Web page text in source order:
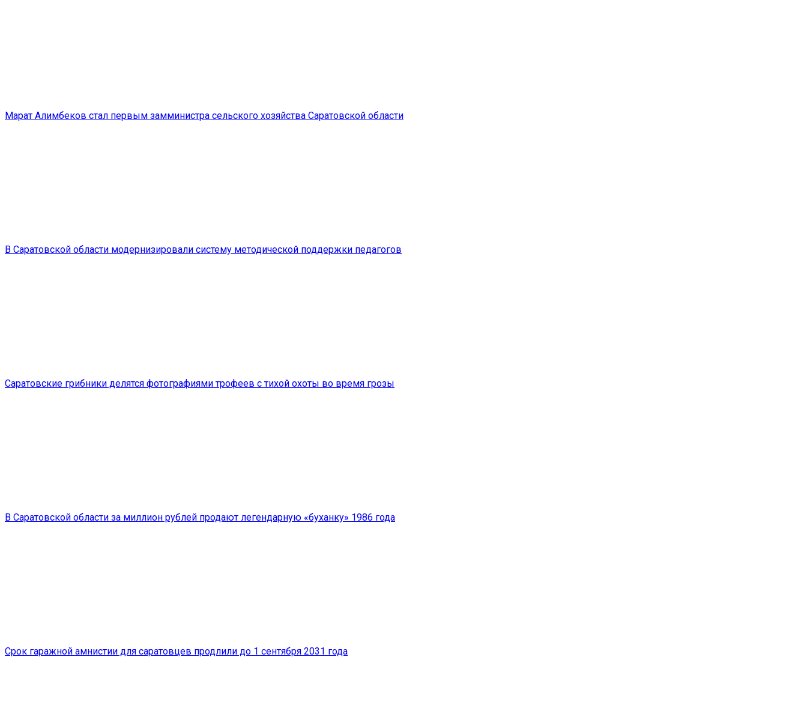
Марат Алимбеков стал первым замминистра сельского хозяйства Саратовской области
В Саратовской области модернизировали систему методической поддержки педагогов
Саратовские грибники делятся фотографиями трофеев с тихой охоты во время грозы
В Саратовской области за миллион рублей продают легендарную «буханку» 1986 года
Срок гаражной амнистии для саратовцев продлили до 1 сентября 2031 года